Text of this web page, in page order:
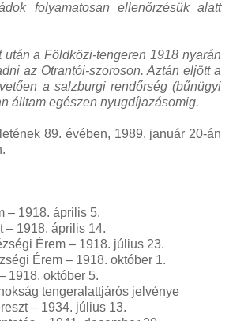
folyamatosan ellenőrzésük alatt
a Földközi-tengeren 1918 nyarán
az Otrantói-szoroson. Aztán eljött a
a salzburgi rendőrség (bűnügyi
álltam egészen nyugdíjazásomig.
89. évében, 1989. január 20-án
– 1918. április 5.
– 1918. április 14.
Érem – 1918. július 23.
Érem – 1918. október 1.
1918. október 5.
tengeralattjárós jelvénye
– 1934. július 13.